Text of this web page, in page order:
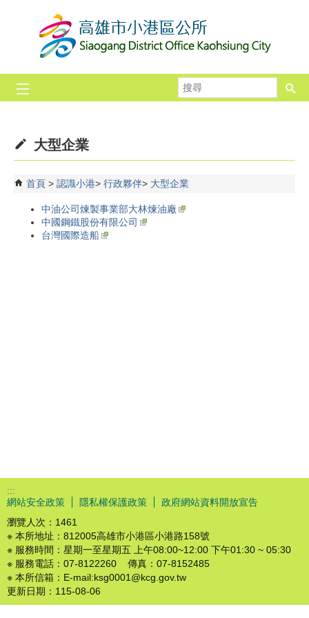
跳到主要內容區塊
尋
大型企業
首頁 認識小港 行政夥伴 大型企業
中油公司煉製事業部大林煉油廠
中國鋼鐵股份有限公司
台灣國際造船
:::
網站安全政策
隱私權保護政策
政府網站資料開放宣告
瀏覽人次： 1461
※ 本所地址：812005高雄市小港區小港路158號
※ 服務時間：星期一至星期五 上午08:00~12:00 下午01:30 ~ 05:30
※ 服務電話：07-8122260 傳真：07-8152485
※ 本所信箱：E-mail:ksg0001@kcg.gov.tw
更新日期： 115-08-06